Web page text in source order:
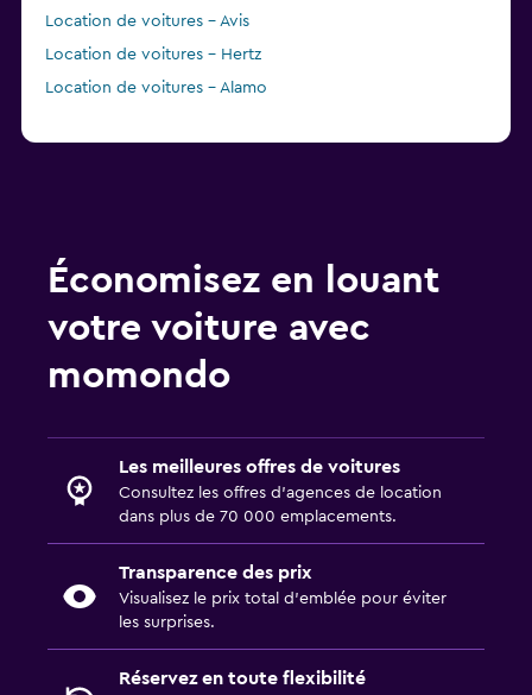
Location de voitures - Avis
Location de voitures - Hertz
Location de voitures - Alamo
Économisez en louant
votre voiture avec
momondo
Les meilleures offres de voitures
Consultez les offres d’agences de location
dans plus de 70 000 emplacements.
Transparence des prix
Visualisez le prix total d’emblée pour éviter
les surprises.
Réservez en toute flexibilité